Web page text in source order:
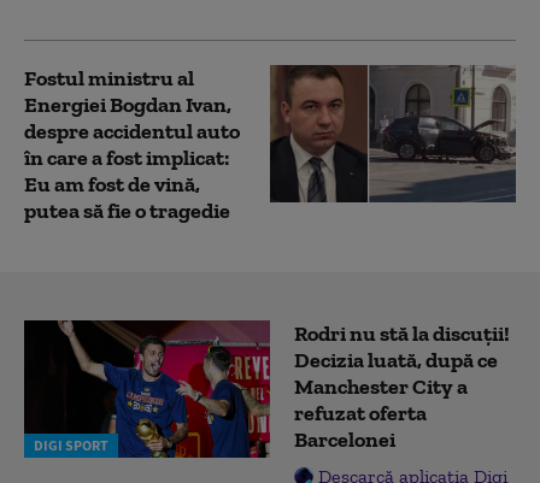
Fostul ministru al
Energiei Bogdan Ivan,
despre accidentul auto
în care a fost implicat:
Eu am fost de vină,
putea să fie o tragedie
DIGI SPORT
Rodri nu stă la discuții!
Decizia luată, după ce
Manchester City a
refuzat oferta
Barcelonei
Descarcă aplicația Digi